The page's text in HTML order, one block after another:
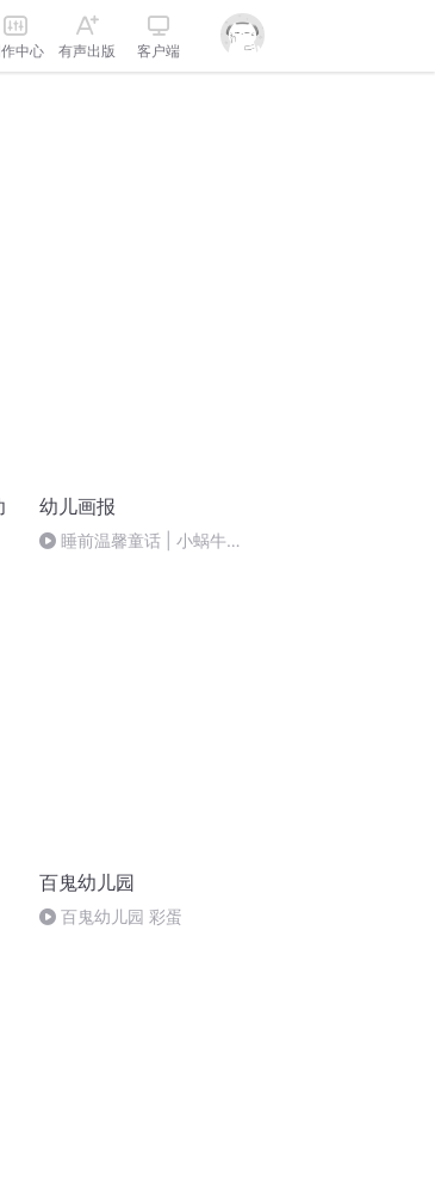
中心 有声出版 客户端
幼儿画报
睡前温馨童话 | 小蜗牛
百鬼幼儿园
百鬼幼儿园 彩蛋